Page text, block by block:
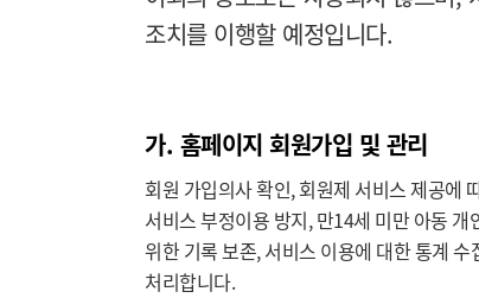
조치를 이행할 예정입니다.
가. 홈페이지 회원가입 및 관리
회원 가입의사 확인, 회원제 서비스 제공에
서비스 부정이용 방지, 만14세 미만 아동
위한 기록 보존, 서비스 이용에 대한 통계
처리합니다.